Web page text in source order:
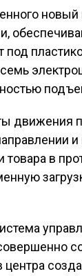
под
движения
товара в
центра